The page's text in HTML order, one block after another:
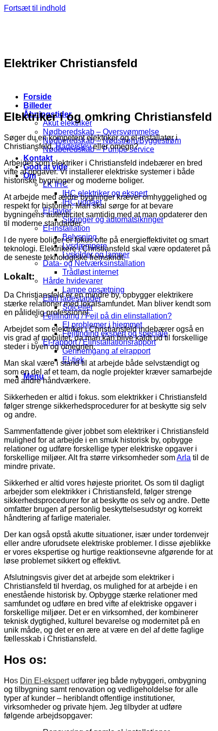
Fortsæt til indhold
Forside
Billeder
Åbningstider
Akut elektriker
Nødberedskab – Oversvømmelse
Nødberedskab – Nødstrøm/Byggestrøm
Nødberedskab – Pumpe service
Kontakt
Godt at vide
Om
LK IHC
IHC elektriker og ekspert
IHC udgået
El-tavler
Sikringer og automatsikringer
El-installation
Belysning
Lysdæmpere
Lyskilder og lamper
Data- og Netværksinstallation
Trådløst internet
Hårde hvidevarer
Lampe opsætning
Elbil ladestander
Solceller
Fejlfinding / Fejl på din elinstallation?
El problemer i hjemmet
Fejlfinding ekspert og speciale
El-rapport / Elinstallationsrapport
Gennemgang af elrapport
El-tjek
Menu
Elektriker Christiansfeld
Elektriker i og omkring Christiansfeld
Søger du en kompetent elektriker og el-installatør i
Christiansfeld,Hadersleveller omegn?
Arbejdet som elektriker i Christiansfeld indebærer en bred
vifte af opgaver. Vi installerer elektriske systemer i både
historiske bygninger og moderne boliger.
At arbejde med ældre bygninger kræver omhyggelighed og
respekt for historien. Man skal sørge for at bevare
bygningens autenticitet samtidig med at man opdaterer den
til moderne standarder.
I de nyere boliger er fokus ofte på energieffektivitet og smart
teknologi. Elektrikere i Christiansfeld skal være opdateret på
de seneste teknologiske fremskridt.
Lokalt:
Da Christiansfeld er en mindre by, opbygger elektrikere
stærke relationer med lokalsamfundet. Man bliver kendt som
en pålidelig professionel.
Arbejdet som elektriker i Christiansfeld indebærer også en
vis grad af mobilitet, da man kan blive kaldt ud til forskellige
steder i byen og omegnen.
Man skal være i stand til at arbejde både selvstændigt og
som en del af et team, da nogle projekter kræver samarbejde
med andre håndværkere.
Sikkerheden er altid i fokus. som elektrikker i Christiansfeld
følger strenge sikkerhedsprocedurer for at beskytte sig selv
og andre.
Sammenfattende giver jobbet som elektriker i Christiansfeld
mulighed for at arbejde i en smuk historisk by, opbygge
relationer og udføre forskellige typer elektriske opgaver i
forskellige miljøer. Alt fra større virksomheder somArla til de
mindre private.
Sikkerhed er altid vores højeste prioritet. Os som til dagligt
arbejder som elektrikker i Christiansfeld, følger strenge
sikkerhedsprocedurer for at beskytte os selv og andre. Dette
omfatter brugen af personlig beskyttelsesudstyr og korrekt
håndtering af farlige materialer.
Der kan også opstå akutte situationer, især under tordenvejr
eller andre uforudsete elektriske problemer. I disse øjeblikke
er vores ekspertise og hurtige reaktionsevne afgørende for at
løse problemet sikkert og effektivt.
Afslutningsvis giver det at arbejde som elektriker i
Christiansfeld til hverdag, os mulighed for at arbejde i en
enestående historisk by. Opbygge stærke relationer med
samfundet og udføre en bred vifte af elektriske opgaver i
forskellige miljøer. Det er en virksomhed, der kombinerer
teknisk dygtighed, kulturel bevarelse og modernitet på en
unik måde, og det er en ære at være en del af dette faglige
fællesskab i Christiansfeld.
Hos os:
Hos Din El-ekspertudfører jeg både nybyggeri, ombygning
og tilbygning samt renovation og vedligeholdelse for alle
typer af kunder – heriblandt offentlige institutioner,
virksomheder og private hjem. Jeg tilbyder at udføre
følgende arbejdsopgaver: